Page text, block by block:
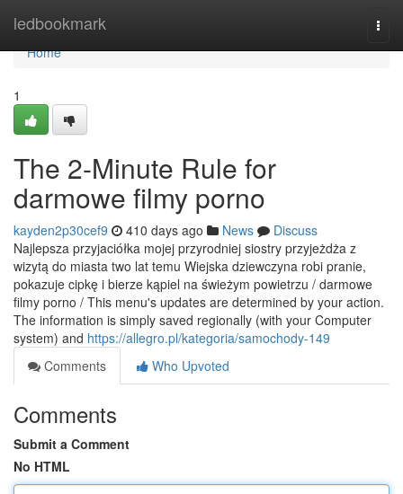
ledbookmark
Home
Home
1
The 2-Minute Rule for
darmowe filmy porno
kayden2p30cef9 410 days ago News
Discuss
Najlepsza przyjaciółka mojej przyrodniej siostry przyjeżdża z
wizytą do miasta two lat temu Wiejska dziewczyna robi pranie,
pokazuje cipkę i bierze kąpiel na świeżym powietrzu / darmowe
filmy porno / This menu's updates are determined by your action.
The information is simply saved regionally (with your Computer
system) and https://allegro.pl/kategoria/samochody-149
Comments
Who Upvoted
Comments
Submit a Comment
No HTML